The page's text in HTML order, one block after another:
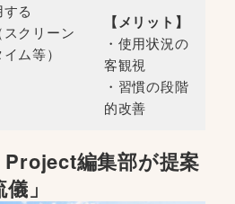
する
スクリーン
イム等）
【メリット】
・使用状況の
客観視
・習慣の段階
的改善
編集部が提案
」